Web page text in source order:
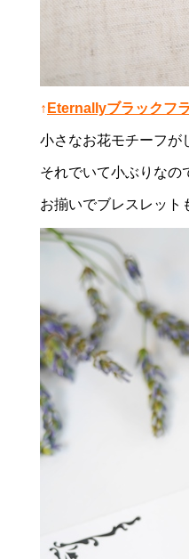
↑ Eternallyブラックフ
小さなお花モチーフが
それでいて小ぶりな
お揃いでブレスレット